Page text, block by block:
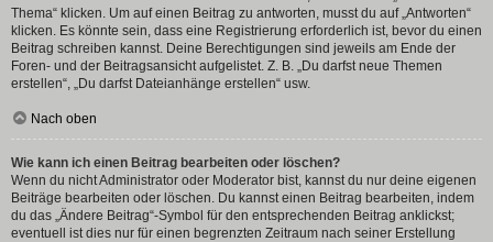
Thema“ klicken. Um auf einen Beitrag zu antworten, musst du auf „Antworten“
klicken. Es könnte sein, dass eine Registrierung erforderlich ist, bevor du einen
Beitrag schreiben kannst. Deine Berechtigungen sind jeweils am Ende der
Foren- und der Beitragsansicht aufgelistet. Z. B. „Du darfst neue Themen
erstellen“, „Du darfst Dateianhänge erstellen“ usw.
Nach oben
Wie kann ich einen Beitrag bearbeiten oder löschen?
Wenn du nicht Administrator oder Moderator bist, kannst du nur deine eigenen
Beiträge bearbeiten oder löschen. Du kannst einen Beitrag bearbeiten, indem
du das „Ändere Beitrag“-Symbol für den entsprechenden Beitrag anklickst;
eventuell ist dies nur für einen begrenzten Zeitraum nach seiner Erstellung